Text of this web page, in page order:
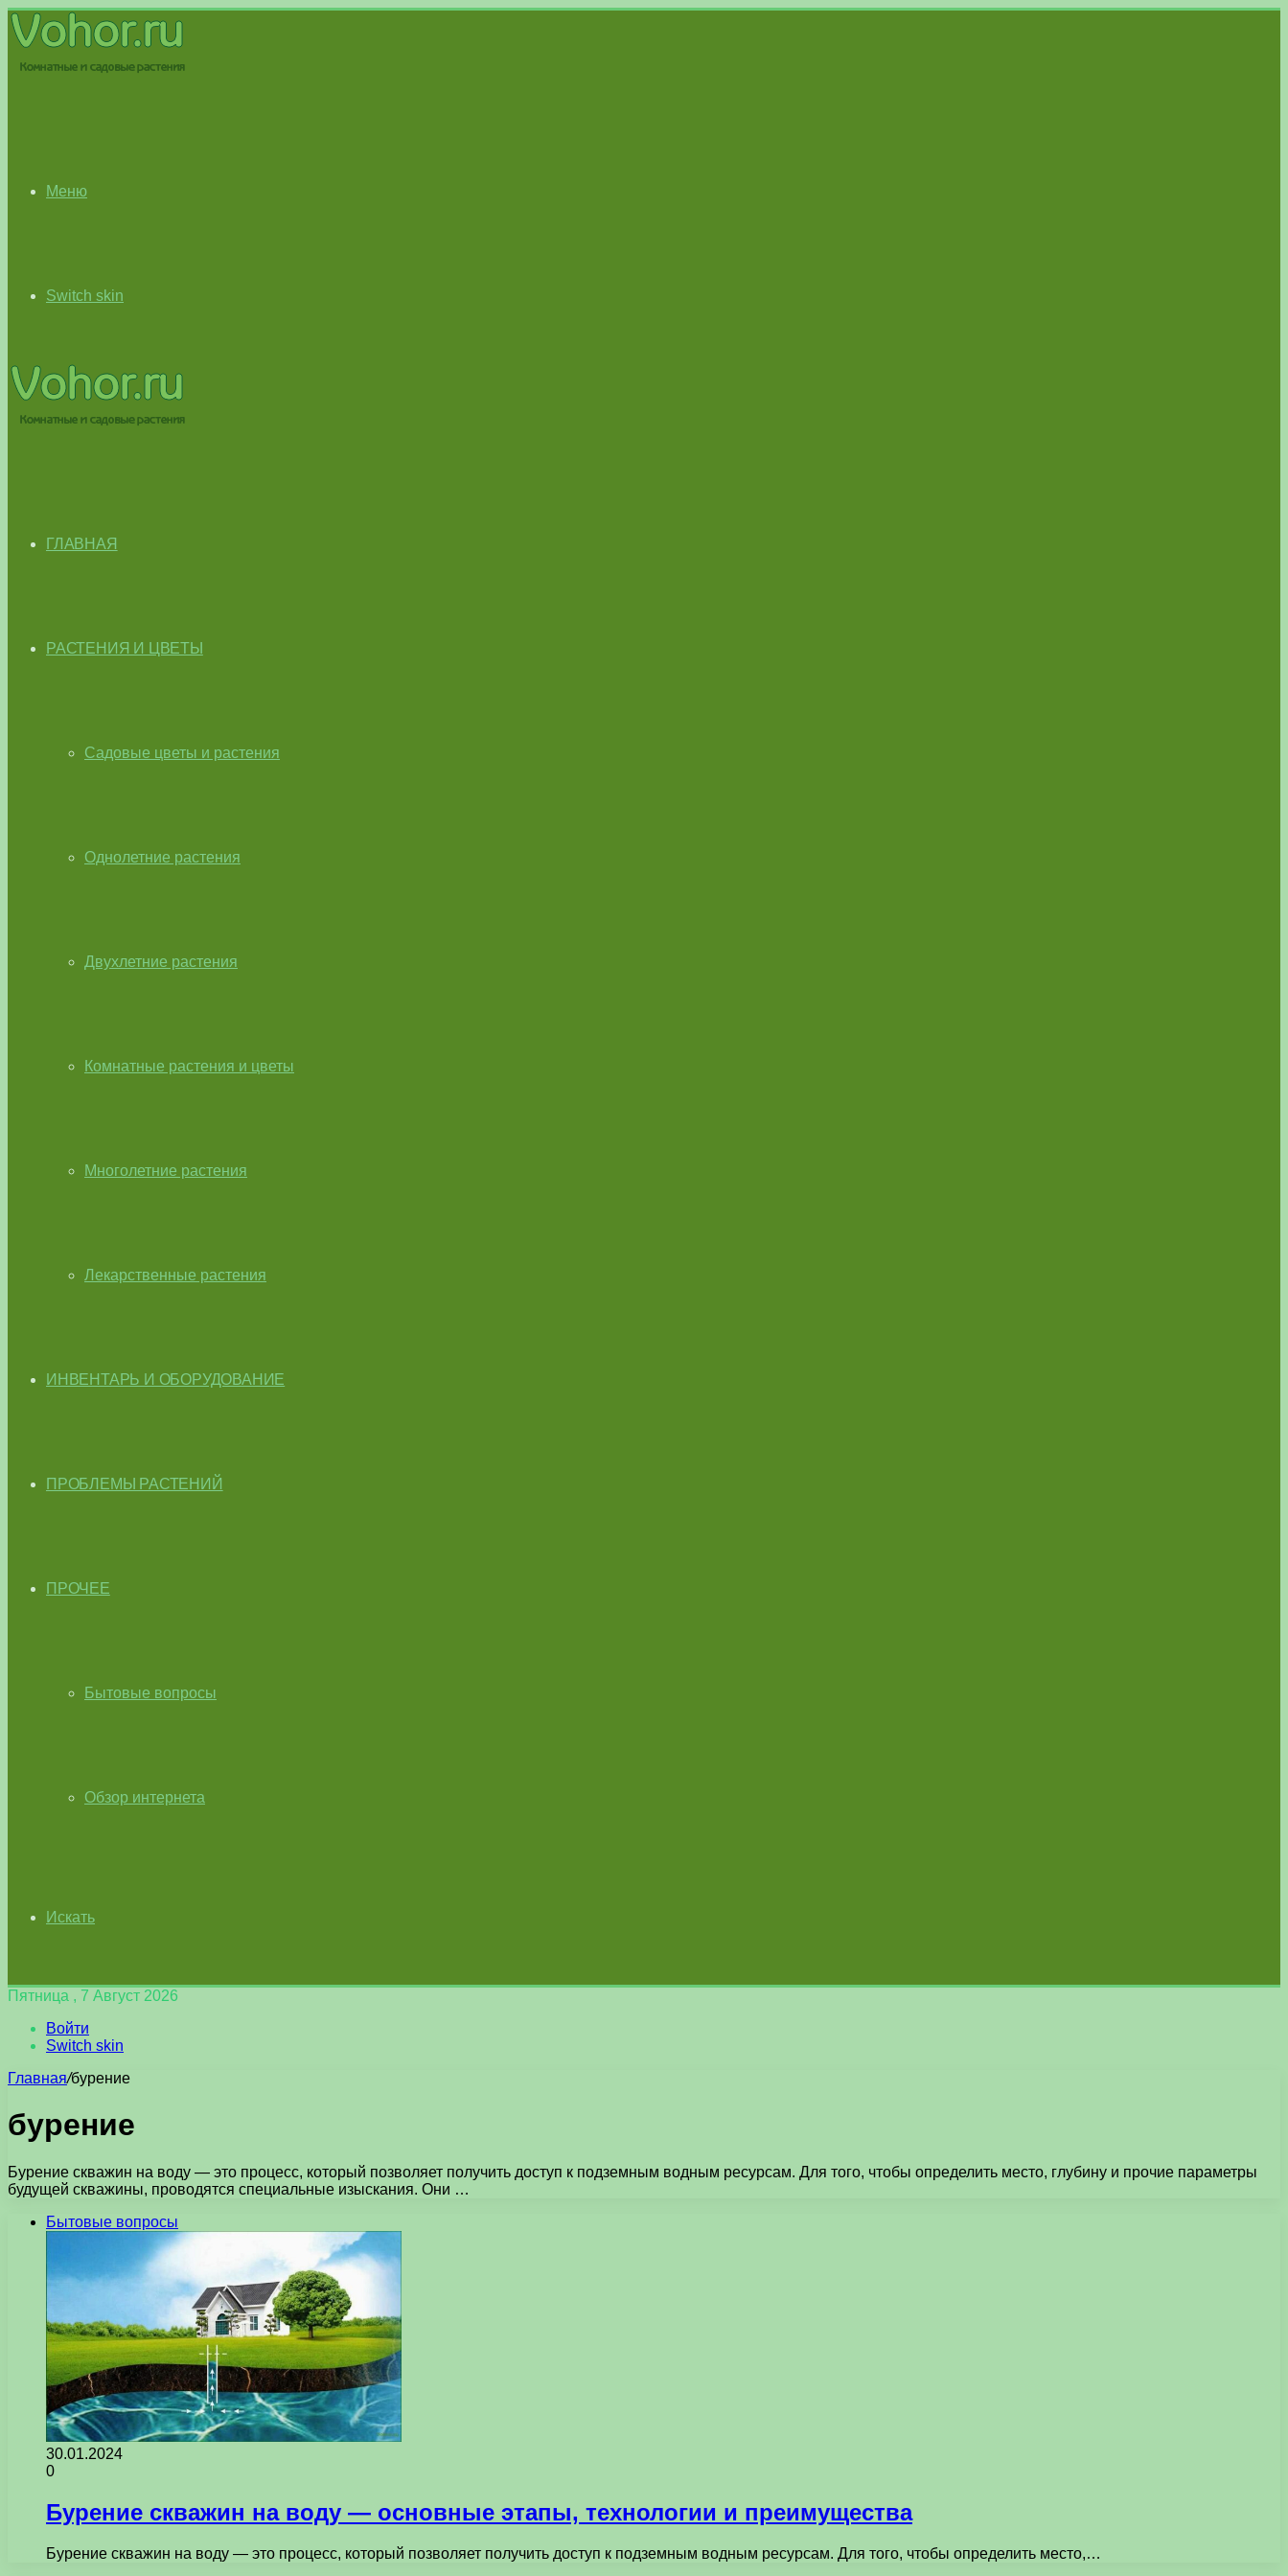
Меню
Switch skin
ГЛАВНАЯ
РАСТЕНИЯ И ЦВЕТЫ
Садовые цветы и растения
Однолетние растения
Двухлетние растения
Комнатные растения и цветы
Многолетние растения
Лекарственные растения
ИНВЕНТАРЬ И ОБОРУДОВАНИЕ
ПРОБЛЕМЫ РАСТЕНИЙ
ПРОЧЕЕ
Бытовые вопросы
Обзор интернета
Искать
Пятница , 7 Август 2026
Войти
Switch skin
Главная/бурение
бурение
Бурение скважин на воду — это процесс, который позволяет получить доступ к подземным водным ресурсам. Для того, чтобы определить место, глубину и прочие параметры
будущей скважины, проводятся специальные изыскания. Они …
Бытовые вопросы
30.01.2024
0
Бурение скважин на воду — основные этапы, технологии и преимущества
Бурение скважин на воду — это процесс, который позволяет получить доступ к подземным водным ресурсам. Для того, чтобы определить место,…